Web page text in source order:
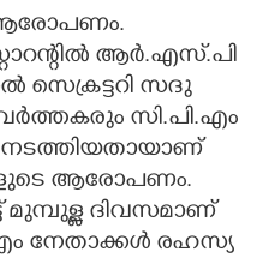
ആരോപണം.
ആർ.എസ്.പി
സെക്രട്ടറി സദു
സി.പി.എം
നടത്തിയതായാണ്
ആരോപണം.
മുമ്പുള്ള ദിവസമാണ്
നേതാക്കൾ രഹസ്യ